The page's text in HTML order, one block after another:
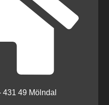
49 Mölndal